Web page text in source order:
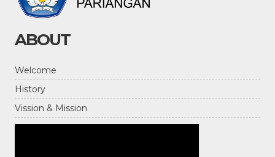
ABOUT
Welcome
History
Vission & Mission